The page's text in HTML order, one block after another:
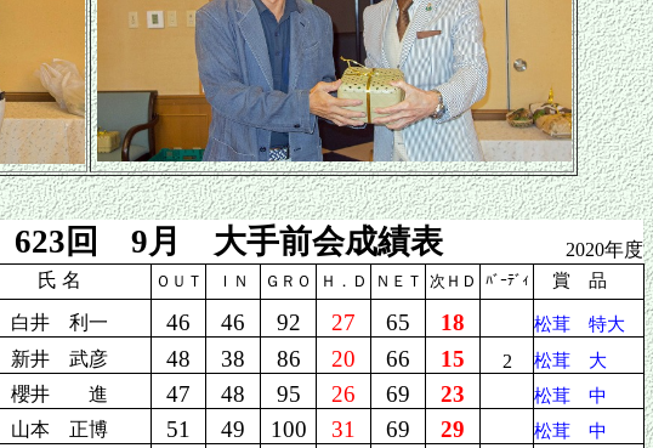
623回 9月 大手前会成績表
2020年度
氏 名 ＯＵＴ ＩＮ ＧＲＯ Ｈ．Ｄ ＮＥＴ 次ＨＤ ﾊﾞｰﾃﾞｨ 賞 品
白井 利一 46 46 92 27 65 18 松茸 特大
新井 武彦 48 38 86 20 66 15 2 松茸 大
櫻井 進 47 48 95 26 69 23 松茸 中
山本 正博 51 49 100 31 69 29 松茸 中